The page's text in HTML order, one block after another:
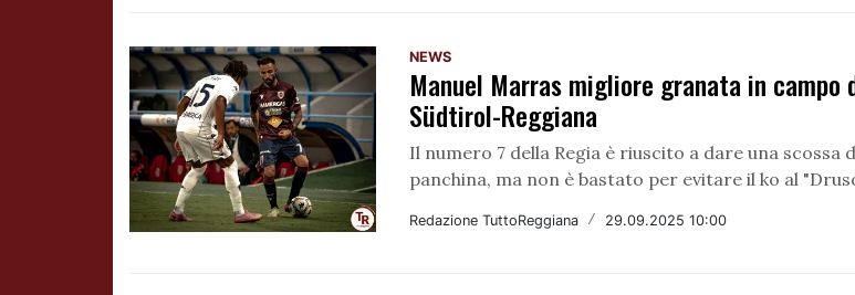
NEWS
Manuel Marras migliore granata in campo
Südtirol-Reggiana
Il numero 7 della Regia è riuscito a dare una scossa
panchina, ma non è bastato per evitare il ko al
Redazione TuttoReggiana / 29.09.2025 10:00